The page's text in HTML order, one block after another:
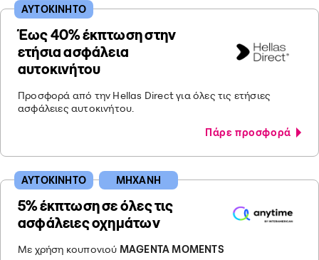
Έως 40% έκπτωση στην
ετήσια ασφάλεια
αυτοκινήτου
Προσφορά από την Hellas Direct για όλες τις ετήσιες
ασφάλειες αυτοκινήτου.
Πάρε προσφορά
ΑΥΤΟΚΙΝΗΤΟ
5% έκπτωση σε όλες τις
ασφάλειες οχημάτων
Με χρήση κουπονιού MAGENTA MOMENTS
ΑΥΤΟΚΙΝΗΤΟ ΜΗΧΑΝΗ